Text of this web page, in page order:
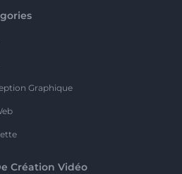
Graphique
Création Vidéo